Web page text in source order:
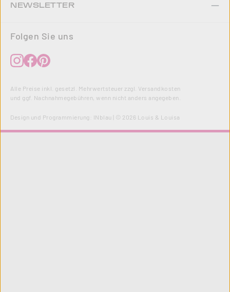
NEWSLETTER
Folgen Sie uns
Alle Preise inkl. gesetzl. Mehrwertsteuer zzgl. Versandkosten
und ggf. Nachnahmegebühren, wenn nicht anders angegeben.
Design und Programmierung: INblau | © 2026 Louis & Louisa